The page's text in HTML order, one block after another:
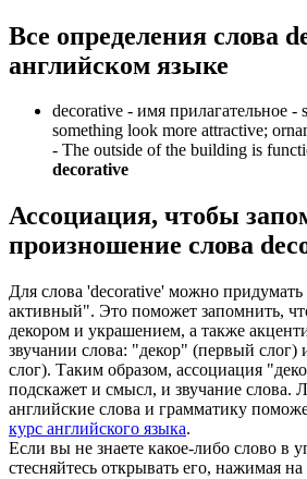
Все определения слова
английском языке
decorative - имя прилагательное -
something look more attractive;
- The outside of the building is
decorative
Ассоциация, чтобы
произношение слова
Для слова 'decorative' можно
активный". Это поможет запомнить,
декором и украшением, а также
звучании слова: "декор" (первый
слог). Таким образом, ассоциация
подскажет и смысл, и звучание слова.
английские слова и грамматику
курс английского языка.
Если вы не знаете какое-либо слово в
стесняйтесь открывать его, нажимая